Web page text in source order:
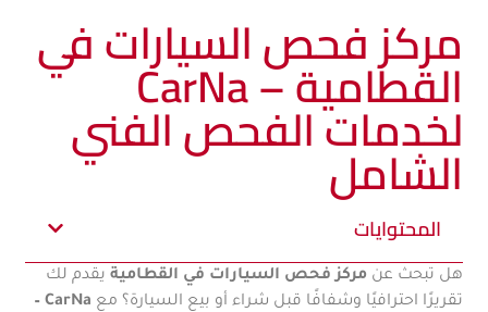
مركز فحص السيارات في
القطامية – CarNa
لخدمات الفحص الفني
الشامل
المحتوايات
هل تبحث عن مركز فحص السيارات في القطامية يقدم لك
تقريرًا احترافيًا وشفافًا قبل شراء أو بيع السيارة؟ مع
CarNa –